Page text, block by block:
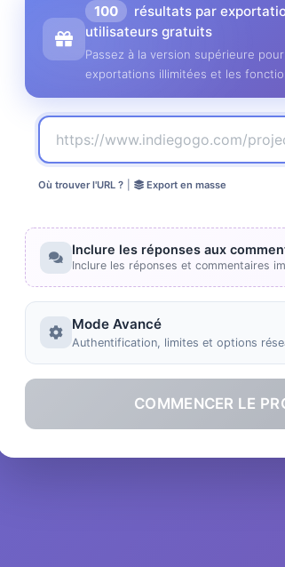
100
résultats par
utilisateurs gratuits
Passez à la version supérieure
exportations illimitées et les
Où trouver l'URL ?
Export en masse
Inclure les réponses aux
Inclure les réponses et commentaires
Mode Avancé
Authentification, limites et options
COMMENCER LE